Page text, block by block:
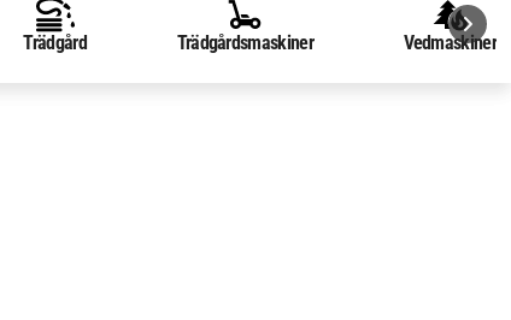
Trädgård Trädgårdsmaskiner Vedmaskiner